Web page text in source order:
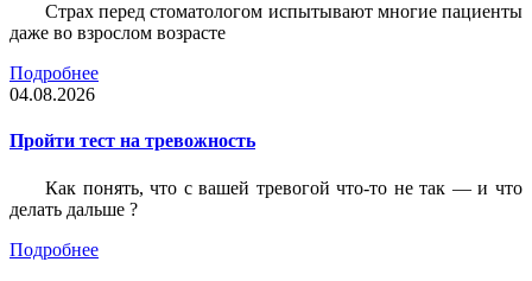
Страх перед стоматологом испытывают многие пациенты
даже во взрослом возрасте
Подробнее
04.08.2026
Пройти тест на тревожность
Как понять, что с вашей тревогой что-то не так — и что
делать дальше ?
Подробнее